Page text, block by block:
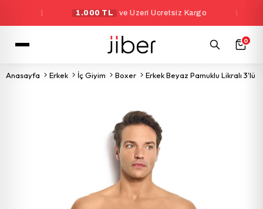
1.000 TL ve Üzeri Ücretsiz Kargo
0
Anasayfa Erkek İç Giyim Boxer Erkek Beyaz Pamuklu Likralı 3'lü